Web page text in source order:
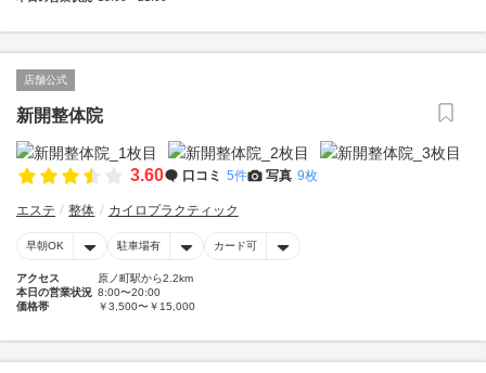
店舗公式
新開整体院
3.60 口コミ 5件 写真 9枚
エステ 整体 カイロプラクティック
早朝OK 駐車場有 カード可
アクセス
原ノ町駅から2.2km
本日の営業状況 8:00〜20:00
価格帯
￥3,500〜￥15,000